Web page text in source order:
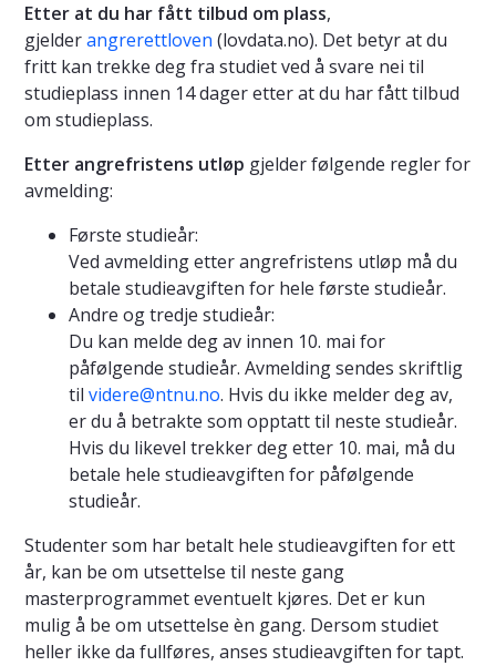
Etter at du har fått tilbud om plass,
gjelderangrerettloven (lovdata.no). Det betyr at du
fritt kan trekke deg fra studiet ved å svare nei til
studieplass innen 14 dager etter at du har fått tilbud
om studieplass.
Etter angrefristens utløp gjelder følgende regler for
avmelding:
Første studieår:
Ved avmelding etter angrefristens utløp må du
betale studieavgiften for hele første studieår.
Andre og tredje studieår:
Du kan melde deg av innen 10. mai for
påfølgende studieår. Avmelding sendes skriftlig
til videre@ntnu.no. Hvis du ikke melder deg av,
er du å betrakte som opptatt til neste studieår.
Hvis du likevel trekker deg etter 10. mai, må du
betale hele studieavgiften for påfølgende
studieår.
Studenter som har betalt hele studieavgiften for ett
år, kan be om utsettelse til neste gang
masterprogrammet eventuelt kjøres. Det er kun
mulig å be om utsettelse èn gang. Dersom studiet
heller ikke da fullføres, anses studieavgiften for tapt.